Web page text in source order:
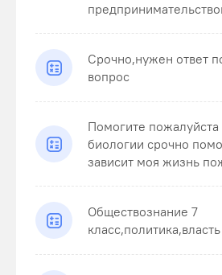
Срочно,нужен ответ
вопрос
Помогите
биологии срочно
зависит моя жизнь
Обществознание 7
класс,политика,власть